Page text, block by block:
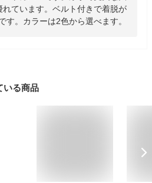
ています。ベルト付きで着脱が
す。カラーは2色から選べます。
いる商品